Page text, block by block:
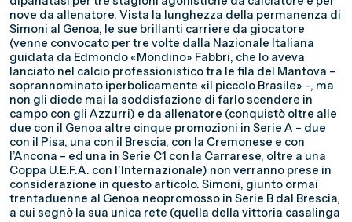
nove da allenatore. Vista la lunghezza della permanenza di
Simoni al Genoa, le sue brillanti carriere da giocatore
(venne convocato per tre volte dalla Nazionale Italiana
guidata da Edmondo «Mondino» Fabbri, che lo aveva
lanciato nel calcio professionistico tra le fila del Mantova –
soprannominato iperbolicamente «il piccolo Brasile» –, ma
non gli diede mai la soddisfazione di farlo scendere in
campo con gli Azzurri) e da allenatore (conquistò oltre alle
due con il Genoa altre cinque promozioni in Serie A – due
con il Pisa, una con il Brescia, con la Cremonese e con
l’Ancona – ed una in Serie C1 con la Carrarese, oltre a una
Coppa U.E.F.A. con l’Internazionale) non verranno prese in
considerazione in questo articolo. Simoni, giunto ormai
trentaduenne al Genoa neopromosso in Serie B dal Brescia,
a cui segnò la sua unica rete (quella della vittoria casalinga